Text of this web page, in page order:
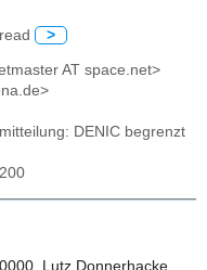
>
AT space.net>
DENIC begrenzt
Lutz Donnerhacke